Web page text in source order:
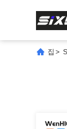
집 >